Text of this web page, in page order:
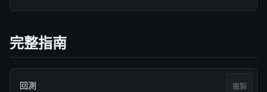
完整指南
回測
複製